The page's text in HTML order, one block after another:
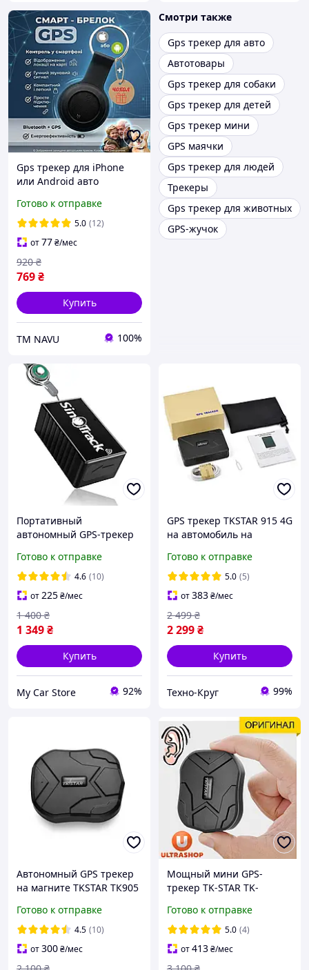
Gps трекер для iPhone
или Android авто
airtag для отслеживания
ребенка пожилых людей
животных gps трекеры
Готово к отправке
5.0 (12)
от77₴/мес
769₴
920 ₴
Купить
ТМ NAVU 100%
Смотри также
Gps трекер для авто
Автотовары
Gps трекер для собаки
Gps трекер для детей
Gps трекер мини
GPS маячки
Gps трекер для людей
Трекеры
Gps трекер для животных
GPS-жучок
Портативный
автономный GPS-трекер
Готово к отправке
4.6 (10)
от225₴/мес
1 349₴
1 400 ₴
Купить
My Car Store 92%
GPS трекер TKSTAR 915 4G
на автомобиль на
на авто
Готово к отправке
5.0 (5)
от383₴/мес
2 299₴
2 499 ₴
Купить
Техно-Круг 99%
Автономный GPS трекер
на магните TKSTAR ТК905
Готово к отправке
4.5 (10)
от300₴/мес
Мощный мини GPS-
трекер TK-STAR TK-
дней
Готово к отправке
5.0 (4)
от413₴/мес